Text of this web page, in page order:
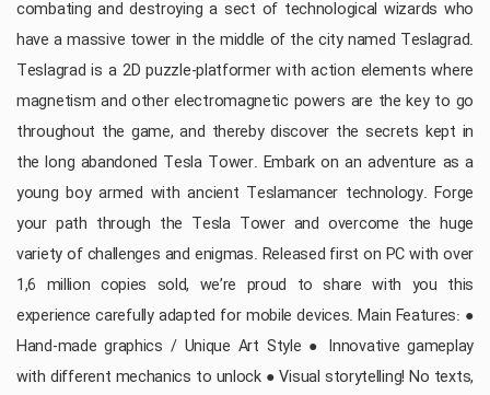
combating and destroying a sect of technological wizards who
have a massive tower in the middle of the city named Teslagrad.
Teslagrad is a 2D puzzle-platformer with action elements where
magnetism and other electromagnetic powers are the key to go
throughout the game, and thereby discover the secrets kept in
the long abandoned Tesla Tower. Embark on an adventure as a
young boy armed with ancient Teslamancer technology. Forge
your path through the Tesla Tower and overcome the huge
variety of challenges and enigmas. Released first on PC with over
1,6 million copies sold, we’re proud to share with you this
experience carefully adapted for mobile devices. Main Features: ●
Hand-made graphics / Unique Art Style ● Innovative gameplay
with different mechanics to unlock ● Visual storytelling! No texts,